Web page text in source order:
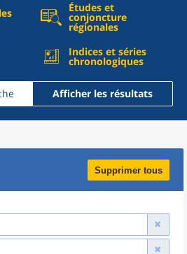
Études et
conjoncture
régionales
Indices et séries
chronologiques
Afficher les résultats
Supprimer tous